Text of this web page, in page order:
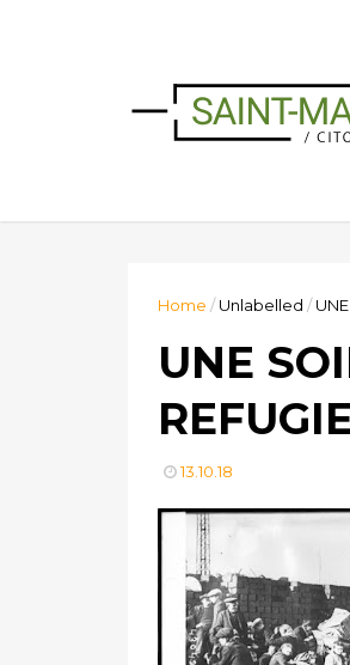
Home /Unlabelled /
UNE
13.10.18